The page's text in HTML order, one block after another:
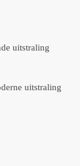
uitstraling
uitstraling